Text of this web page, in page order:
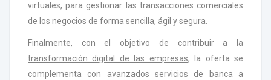
virtuales, para gestionar las transacciones comerciales
de los negocios de forma sencilla, ágil y segura.
Finalmente, con el objetivo de contribuir a la
transformación digital de las empresas, la oferta se
complementa con avanzados servicios de banca a